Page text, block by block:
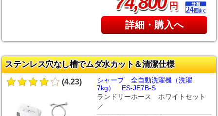
円
詳細・購入へ
ステンレス穴なし槽でムダ水カット＆清潔仕様
(4.23)
シャープ 全自動洗濯機（洗濯
7kg） ES-JE7B-S
ランドリーホース ホワイトセット
／